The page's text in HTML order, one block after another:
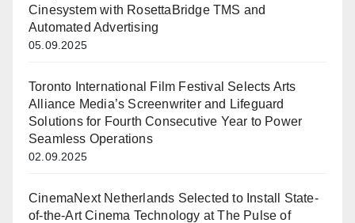
Cinesystem with RosettaBridge TMS and
Automated Advertising
05.09.2025
Toronto International Film Festival Selects Arts
Alliance Media’s Screenwriter and Lifeguard
Solutions for Fourth Consecutive Year to Power
Seamless Operations
02.09.2025
CinemaNext Netherlands Selected to Install State-
of-the-Art Cinema Technology at The Pulse of